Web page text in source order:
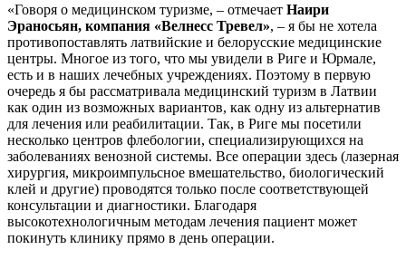
«Говоря о медицинском туризме, – отмечает Наири
Эраносьян, компания «Велнесс Тревел», – я бы не хотела
противопоставлять латвийские и белорусские медицинские
центры. Многое из того, что мы увидели в Риге и Юрмале,
есть и в наших лечебных учреждениях. Поэтому в первую
очередь я бы рассматривала медицинский туризм в Латвии
как один из возможных вариантов, как одну из альтернатив
для лечения или реабилитации. Так, в Риге мы посетили
несколько центров флебологии, специализирующихся на
заболеваниях венозной системы. Все операции здесь (лазерная
хирургия, микроимпульсное вмешательство, биологический
клей и другие) проводятся только после соответствующей
консультации и диагностики. Благодаря
высокотехнологичным методам лечения пациент может
покинуть клинику прямо в день операции.